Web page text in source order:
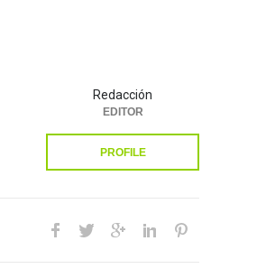
Redacción
EDITOR
PROFILE